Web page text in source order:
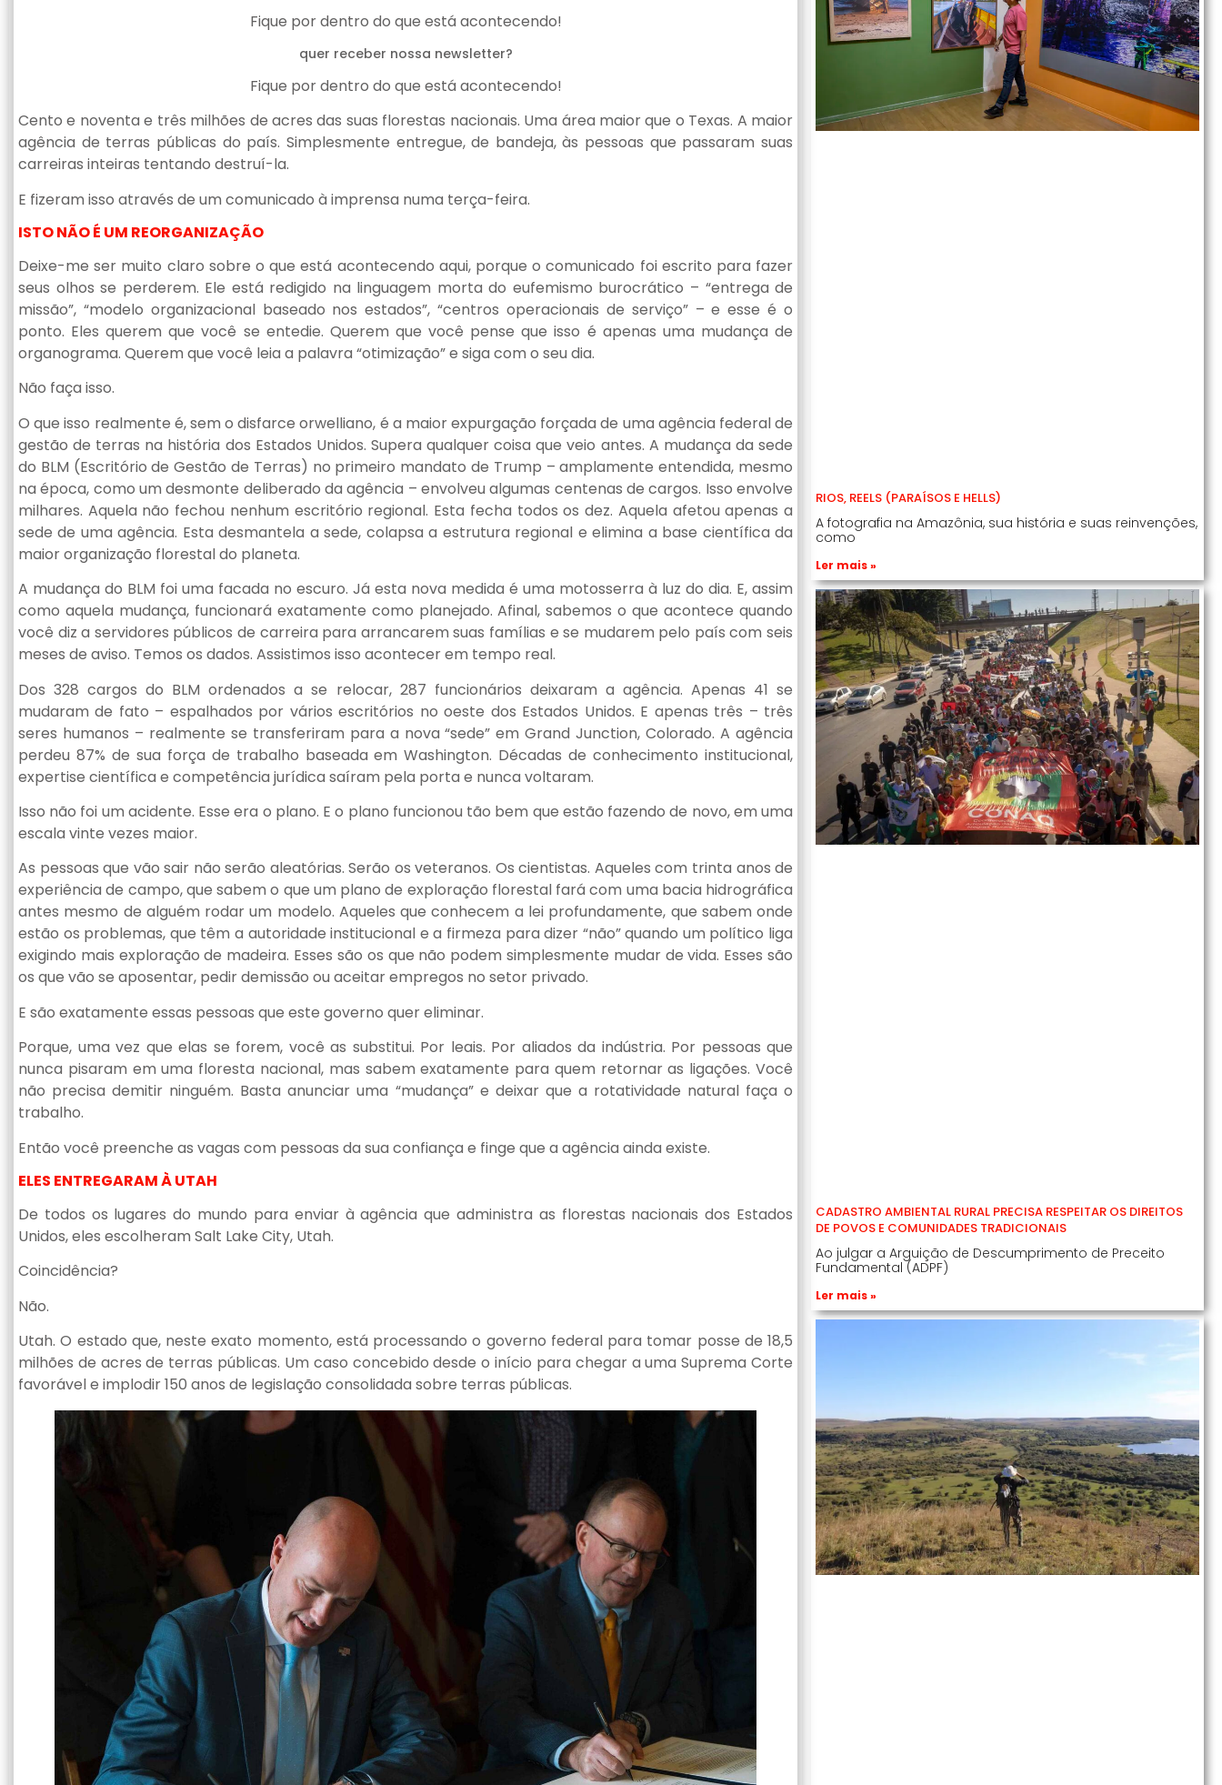
Fique por dentro do que está acontecendo!
quer receber nossa newsletter?
Fique por dentro do que está acontecendo!
Cento e noventa e três milhões de acres das suas florestas nacionais. Uma área maior que o Texas. A maior
agência de terras públicas do país. Simplesmente entregue, de bandeja, às pessoas que passaram suas
carreiras inteiras tentando destruí-la.
E fizeram isso através de um comunicado à imprensa numa terça-feira.
ISTO NÃO É UM REORGANIZAÇÃO
Deixe-me ser muito claro sobre o que está acontecendo aqui, porque o comunicado foi escrito para fazer
seus olhos se perderem. Ele está redigido na linguagem morta do eufemismo burocrático – “entrega de
missão”, “modelo organizacional baseado nos estados”, “centros operacionais de serviço” – e esse é o
ponto. Eles querem que você se entedie. Querem que você pense que isso é apenas uma mudança de
organograma. Querem que você leia a palavra “otimização” e siga com o seu dia.
Não faça isso.
O que isso realmente é, sem o disfarce orwelliano, é a maior expurgação forçada de uma agência federal de
gestão de terras na história dos Estados Unidos. Supera qualquer coisa que veio antes. A mudança da sede
do BLM (Escritório de Gestão de Terras) no primeiro mandato de Trump – amplamente entendida, mesmo
na época, como um desmonte deliberado da agência – envolveu algumas centenas de cargos. Isso envolve
milhares. Aquela não fechou nenhum escritório regional. Esta fecha todos os dez. Aquela afetou apenas a
sede de uma agência. Esta desmantela a sede, colapsa a estrutura regional e elimina a base científica da
maior organização florestal do planeta.
A mudança do BLM foi uma facada no escuro. Já esta nova medida é uma motosserra à luz do dia. E, assim
como aquela mudança, funcionará exatamente como planejado. Afinal, sabemos o que acontece quando
você diz a servidores públicos de carreira para arrancarem suas famílias e se mudarem pelo país com seis
meses de aviso. Temos os dados. Assistimos isso acontecer em tempo real.
Dos 328 cargos do BLM ordenados a se relocar, 287 funcionários deixaram a agência. Apenas 41 se
mudaram de fato – espalhados por vários escritórios no oeste dos Estados Unidos. E apenas três – três
seres humanos – realmente se transferiram para a nova “sede” em Grand Junction, Colorado. A agência
perdeu 87% de sua força de trabalho baseada em Washington. Décadas de conhecimento institucional,
expertise científica e competência jurídica saíram pela porta e nunca voltaram.
Isso não foi um acidente. Esse era o plano. E o plano funcionou tão bem que estão fazendo de novo, em uma
escala vinte vezes maior.
As pessoas que vão sair não serão aleatórias. Serão os veteranos. Os cientistas. Aqueles com trinta anos de
experiência de campo, que sabem o que um plano de exploração florestal fará com uma bacia hidrográfica
antes mesmo de alguém rodar um modelo. Aqueles que conhecem a lei profundamente, que sabem onde
estão os problemas, que têm a autoridade institucional e a firmeza para dizer “não” quando um político liga
exigindo mais exploração de madeira. Esses são os que não podem simplesmente mudar de vida. Esses são
os que vão se aposentar, pedir demissão ou aceitar empregos no setor privado.
E são exatamente essas pessoas que este governo quer eliminar.
Porque, uma vez que elas se forem, você as substitui. Por leais. Por aliados da indústria. Por pessoas que
nunca pisaram em uma floresta nacional, mas sabem exatamente para quem retornar as ligações. Você
não precisa demitir ninguém. Basta anunciar uma “mudança” e deixar que a rotatividade natural faça o
trabalho.
Então você preenche as vagas com pessoas da sua confiança e finge que a agência ainda existe.
ELES ENTREGARAM À UTAH
De todos os lugares do mundo para enviar à agência que administra as florestas nacionais dos Estados
Unidos, eles escolheram Salt Lake City, Utah.
Coincidência?
Não.
Utah. O estado que, neste exato momento, está processando o governo federal para tomar posse de 18,5
milhões de acres de terras públicas. Um caso concebido desde o início para chegar a uma Suprema Corte
favorável e implodir 150 anos de legislação consolidada sobre terras públicas.
RIOS, REELS (PARAÍSOS E HELLS)
A fotografia na Amazônia, sua história e suas reinvenções,
como
Ler mais »
CADASTRO AMBIENTAL RURAL PRECISA RESPEITAR OS DIREITOS
DE POVOS E COMUNIDADES TRADICIONAIS
Ao julgar a Arguição de Descumprimento de Preceito
Fundamental (ADPF)
Ler mais »